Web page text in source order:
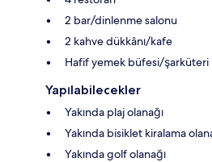
2 bar/dinlenme salonu
2 kahve dükkânı/kafe
Hafif yemek büfesi/şarküteri
Yapılabilecekler
Yakında plaj olanağı
Yakında bisiklet kiralama
Yakında golf olanağı